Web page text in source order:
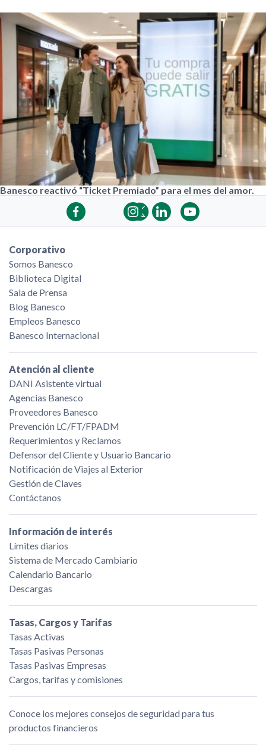
Banesco reactivó “Ticket Premiado” para el mes del amor.
Corporativo
Somos Banesco
Biblioteca Digital
Sala de Prensa
Blog Banesco
Empleos Banesco
Banesco Internacional
Atención al cliente
DANI Asistente virtual
Agencias Banesco
Proveedores Banesco
Prevención LC/FT/FPADM
Requerimientos y Reclamos
Defensor del Cliente y Usuario Bancario
Notificación de Viajes al Exterior
Gestión de Claves
Contáctanos
Información de interés
Límites diarios
Sistema de Mercado Cambiario
Calendario Bancario
Descargas
Tasas, Cargos y Tarifas
Tasas Activas
Tasas Pasivas Personas
Tasas Pasivas Empresas
Cargos, tarifas y comisiones
Conoce los mejores consejos de seguridad para tus
productos financieros